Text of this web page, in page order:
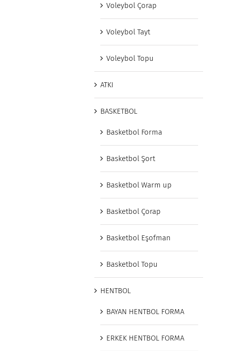
Voleybol Çorap
Voleybol Tayt
Voleybol Topu
ATKI
BASKETBOL
Basketbol Forma
Basketbol Şort
Basketbol Warm up
Basketbol Çorap
Basketbol Eşofman
Basketbol Topu
HENTBOL
BAYAN HENTBOL FORMA
ERKEK HENTBOL FORMA